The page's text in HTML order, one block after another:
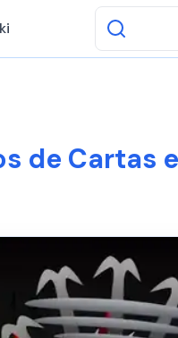
de Cartas